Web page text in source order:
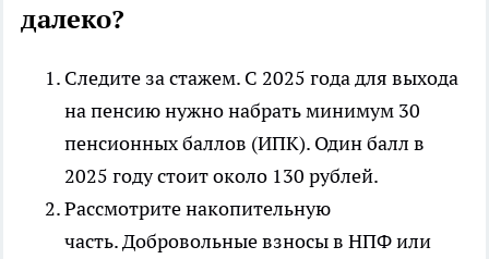
далеко?
Следите за стажем. С 2025 года для выхода
на пенсию нужно набрать минимум 30
пенсионных баллов (ИПК). Один балл в
2025 году стоит около 130 рублей.
Рассмотрите накопительную
часть. Добровольные взносы в НПФ или